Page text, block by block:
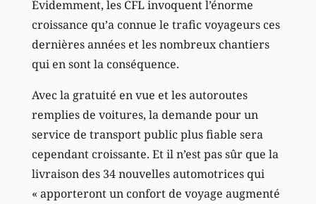
Évidemment, les CFL invoquent l’énorme
croissance qu’a connue le trafic voyageurs ces
dernières années et les nombreux chantiers
qui en sont la conséquence.
Avec la gratuité en vue et les autoroutes
remplies de voitures, la demande pour un
service de transport public plus fiable sera
cependant croissante. Et il n’est pas sûr que la
livraison des 34 nouvelles automotrices qui
« apporteront un confort de voyage augmenté